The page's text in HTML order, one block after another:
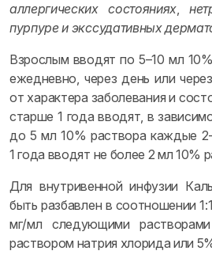
аллергических состояниях,
пурпуре и экссудативных
Взрослым вводят по 5–10 мл
ежедневно, через день или
от характера заболевания и
старше 1 года вводят, в
до 5 мл 10% раствора каждые
1 года вводят не более 2 мл 10%
Для внутривенной инфузии
быть разбавлен в соотношении
мг/мл следующими
раствором натрия хлорида или